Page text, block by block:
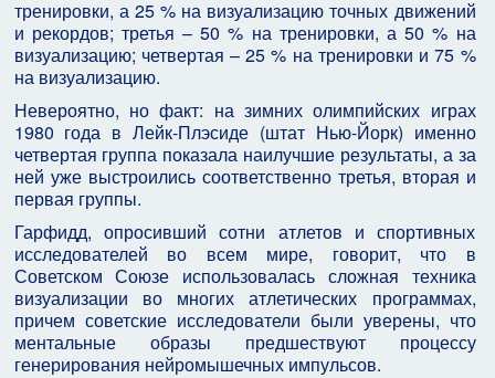
тренировки, а 25 % на визуализацию точных движений
и рекордов; третья – 50 % на тренировки, а 50 % на
визуализацию; четвертая – 25 % на тренировки и 75 %
на визуализацию.
Невероятно, но факт: на зимних олимпийских играх
1980 года в Лейк-Плэсиде (штат Нью-Йорк) именно
четвертая группа показала наилучшие результаты, а за
ней уже выстроились соответственно третья, вторая и
первая группы.
Гарфидд, опросивший сотни атлетов и спортивных
исследователей во всем мире, говорит, что в
Советском Союзе использовалась сложная техника
визуализации во многих атлетических программах,
причем советские исследователи были уверены, что
ментальные образы предшествуют процессу
генерирования нейромышечных импульсов.